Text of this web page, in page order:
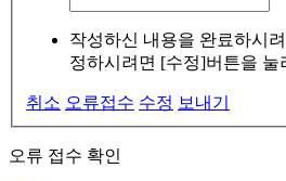
작성하신 내용을 완료하시
정하시려면 [수정]버튼을 눌
취소 오류접수 수정 보내기
오류 접수 확인